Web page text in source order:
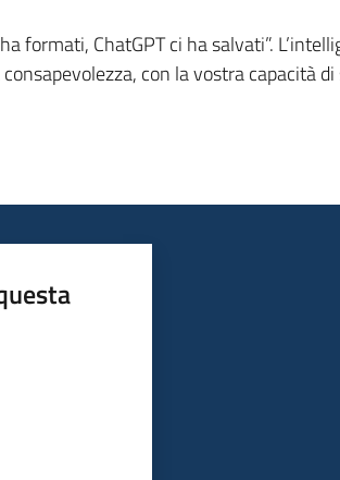
formati, ChatGPT ci ha salvati”.
con la vostra capacità